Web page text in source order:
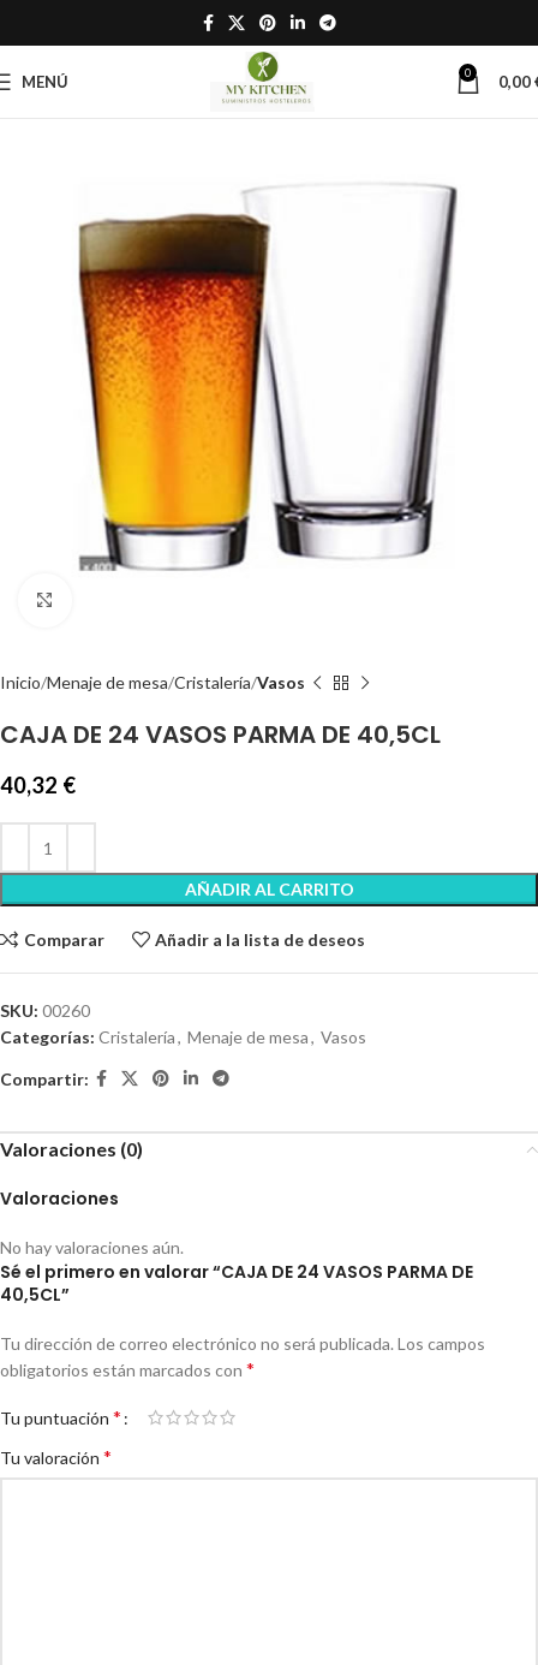
MENÚ 0 0,00
Inicio Menaje de mesa Cristalería Vasos
CAJA DE 24 VASOS PARMA DE 40,5CL
40,32 €
AÑADIR AL CARRITO
Comparar Añadir a la lista de deseos
SKU: 00260
Categorías: Cristalería, Menaje de mesa, Vasos
Compartir:
Valoraciones (0)
Valoraciones
No hay valoraciones aún.
Sé el primero en valorar “CAJA DE 24 VASOS PARMA DE
40,5CL”
Tu dirección de correo electrónico no será publicada. Los campos
obligatorios están marcados con *
Tu puntuación *
Tu valoración *